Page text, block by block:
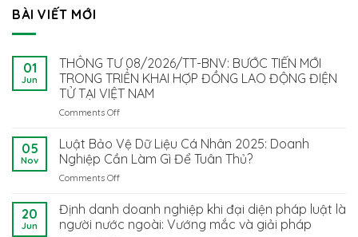
BÀI VIẾT MỚI
01
Jun
THÔNG TƯ 08/2026/TT-BNV: BƯỚC TIẾN MỚI
TRONG TRIỂN KHAI HỢP ĐỒNG LAO ĐỘNG ĐIỆN
TỬ TẠI VIỆT NAM
Comments Off
TƯ
08/2026/TT-
BNV:
MỚI
TRONG
05
Nov
Luật Bảo Vệ Dữ Liệu Cá Nhân 2025: Doanh
Nghiệp Cần Làm Gì Để Tuân Thủ?
Comments Off
Bảo
Dữ
20
Jun
Định danh doanh nghiệp khi đại diện pháp luật là
người nước ngoài: Vướng mắc và giải pháp